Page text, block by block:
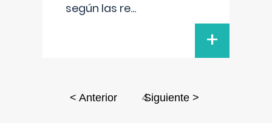
según las re...
+
< Anterior 4
Siguiente >